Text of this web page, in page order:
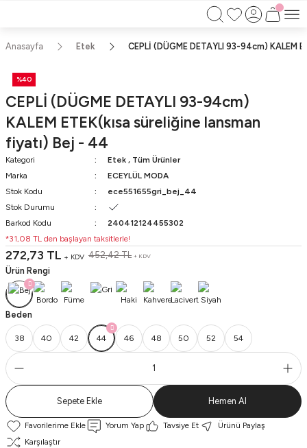
750TL ÜZERİ ALIŞVERİŞLERİNİZDE KARGO BEDAVA!!
Anasayfa Etek CEPLİ (DÜGME DETAYLI 93-94cm) KALEM
%40
CEPLİ (DÜGME DETAYLI 93-94cm)
KALEM ETEK(kısa süreliğine lansman
fiyatı) Bej - 44
Kategori Etek , Tüm Ürünler
Marka
ECEYLÜL MODA
Stok Kodu
ece551655gri_bej_44
Stok Durumu
Barkod Kodu
240412124455302
*31,08 TL den başlayan taksitlerle!
272,73 TL + KDV 452,42 TL + KDV
Ürün Rengi
Beden
38 40 42 44 46 48 50 52 54
Sepete Ekle Hemen Al
Yorum Yap Tavsiye Et
Ürünü Paylaş
Karşılaştır